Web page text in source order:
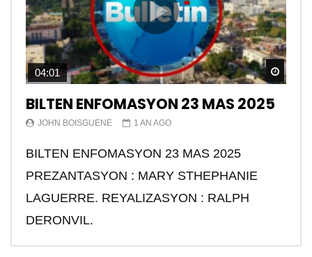
04:01
BILTEN ENFOMASYON 23 MAS 2025
JOHN BOISGUENE 1 AN AGO
BILTEN ENFOMASYON 23 MAS 2025
PREZANTASYON : MARY STHEPHANIE
LAGUERRE. REYALIZASYON : RALPH
DERONVIL.